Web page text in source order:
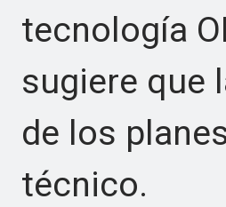
tecnología
sugiere que
de los
técnico.